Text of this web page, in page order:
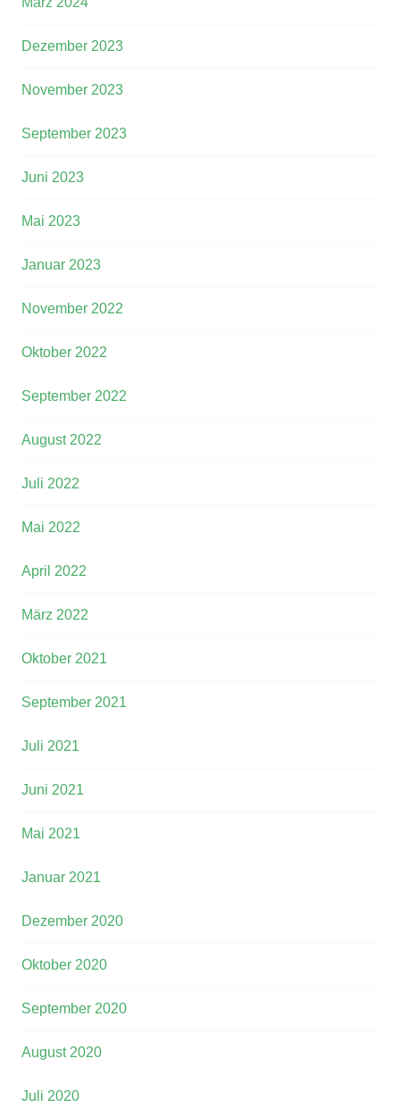
Dezember 2023
November 2023
September 2023
Juni 2023
Mai 2023
Januar 2023
November 2022
Oktober 2022
September 2022
August 2022
Juli 2022
Mai 2022
April 2022
März 2022
Oktober 2021
September 2021
Juli 2021
Juni 2021
Mai 2021
Januar 2021
Dezember 2020
Oktober 2020
September 2020
August 2020
Juli 2020